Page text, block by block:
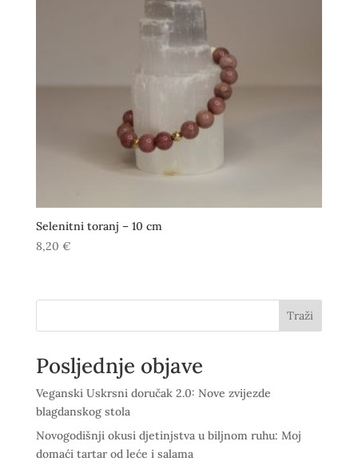
Selenitni toranj – 10 cm
8,20 €
Traži
Posljednje objave
Veganski Uskrsni doručak 2.0: Nove zvijezde
blagdanskog stola
Novogodišnji okusi djetinjstva u biljnom ruhu: Moj
domaći tartar od leće i salama